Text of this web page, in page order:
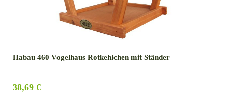
Habau 460 Vogelhaus Rotkehlchen mit Ständer
38,69 €